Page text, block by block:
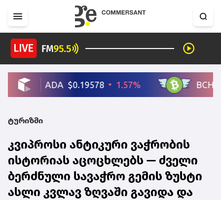
ტურიზმი
კვიპროსი ანტიკური ვაჭრობის
ისტორიას აცოცხლებს — ძველი
ბერძნული სავაჭრო გემის ზუსტი
ასლი კვლავ ზღვაში გავიდა და